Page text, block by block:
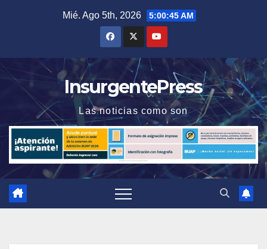
Mié. Ago 5th, 2026 5:00:45 AM
InsurgentePress
Las noticias como son